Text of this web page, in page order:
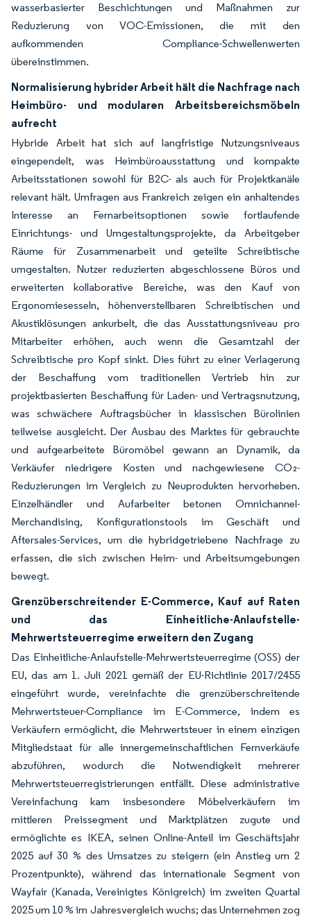
wasserbasierter Beschichtungen und Maßnahmen zur
Reduzierung von VOC-Emissionen, die mit den
aufkommenden Compliance-Schwellenwerten
übereinstimmen.
Normalisierung hybrider Arbeit hält die Nachfrage nach
Heimbüro- und modularen Arbeitsbereichsmöbeln
aufrecht
Hybride Arbeit hat sich auf langfristige Nutzungsniveaus
eingependelt, was Heimbüroausstattung und kompakte
Arbeitsstationen sowohl für B2C- als auch für Projektkanäle
relevant hält. Umfragen aus Frankreich zeigen ein anhaltendes
Interesse an Fernarbeitsoptionen sowie fortlaufende
Einrichtungs- und Umgestaltungsprojekte, da Arbeitgeber
Räume für Zusammenarbeit und geteilte Schreibtische
umgestalten. Nutzer reduzierten abgeschlossene Büros und
erweiterten kollaborative Bereiche, was den Kauf von
Ergonomiesesseln, höhenverstellbaren Schreibtischen und
Akustiklösungen ankurbelt, die das Ausstattungsniveau pro
Mitarbeiter erhöhen, auch wenn die Gesamtzahl der
Schreibtische pro Kopf sinkt. Dies führt zu einer Verlagerung
der Beschaffung vom traditionellen Vertrieb hin zur
projektbasierten Beschaffung für Laden- und Vertragsnutzung,
was schwächere Auftragsbücher in klassischen Bürolinien
teilweise ausgleicht. Der Ausbau des Marktes für gebrauchte
und aufgearbeitete Büromöbel gewann an Dynamik, da
Verkäufer niedrigere Kosten und nachgewiesene CO₂-
Reduzierungen im Vergleich zu Neuprodukten hervorheben.
Einzelhändler und Aufarbeiter betonen Omnichannel-
Merchandising, Konfigurationstools im Geschäft und
Aftersales-Services, um die hybridgetriebene Nachfrage zu
erfassen, die sich zwischen Heim- und Arbeitsumgebungen
bewegt.
Grenzüberschreitender E-Commerce, Kauf auf Raten
und das Einheitliche-Anlaufstelle-
Mehrwertsteuerregime erweitern den Zugang
Das Einheitliche-Anlaufstelle-Mehrwertsteuerregime (OSS) der
EU, das am 1. Juli 2021 gemäß der EU-Richtlinie 2017/2455
eingeführt wurde, vereinfachte die grenzüberschreitende
Mehrwertsteuer-Compliance im E-Commerce, indem es
Verkäufern ermöglicht, die Mehrwertsteuer in einem einzigen
Mitgliedstaat für alle innergemeinschaftlichen Fernverkäufe
abzuführen, wodurch die Notwendigkeit mehrerer
Mehrwertsteuerregistrierungen entfällt. Diese administrative
Vereinfachung kam insbesondere Möbelverkäufern im
mittleren Preissegment und Marktplätzen zugute und
ermöglichte es IKEA, seinen Online-Anteil im Geschäftsjahr
2025 auf 30 % des Umsatzes zu steigern (ein Anstieg um 2
Prozentpunkte), während das internationale Segment von
Wayfair (Kanada, Vereinigtes Königreich) im zweiten Quartal
2025 um 10 % im Jahresvergleich wuchs; das Unternehmen zog